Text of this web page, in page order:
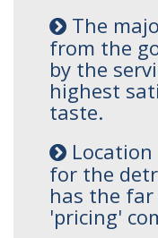
The
from the
by the
highest
taste.
for the
has the
'pricing'